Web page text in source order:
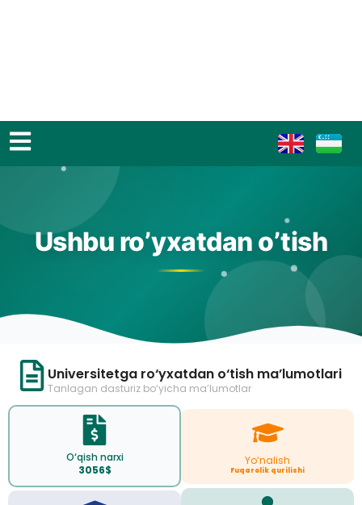
Ushbu ro’yxatdan o’tish
Universitetga ro‘yxatdan o‘tish ma’lumotlari
Tanlagan dasturiz bo‘yicha ma’lumotlar
O‘qish narxi
3056$
Yo‘nalish
Fuqarolik qurilishi